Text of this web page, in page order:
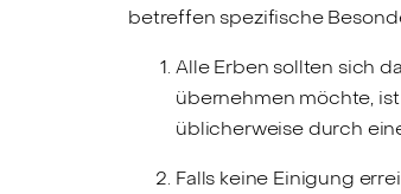
betreffen spezifische
Alle Erben sollten sich
übernehmen möchte,
üblicherweise durch
Falls keine Einigung